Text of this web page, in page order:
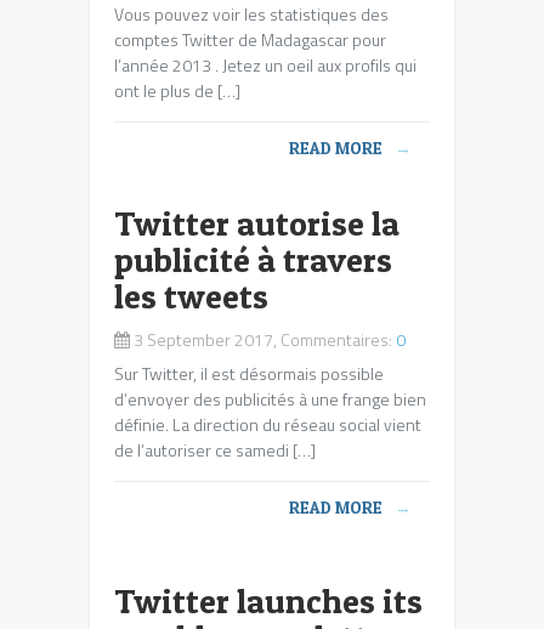
Vous pouvez voir les statistiques des
comptes Twitter de Madagascar pour
l’année 2013 . Jetez un oeil aux profils qui
ont le plus de […]
READ MORE →
Twitter autorise la
publicité à travers
les tweets
3 September 2017, Commentaires: 0
Sur Twitter, il est désormais possible
d’envoyer des publicités à une frange bien
définie. La direction du réseau social vient
de l’autoriser ce samedi […]
READ MORE →
Twitter launches its